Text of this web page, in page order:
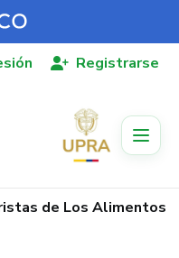
Registrarse
de Los Alimentos